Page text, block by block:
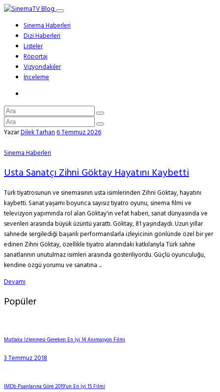
Sinema Haberleri
Dizi Haberleri
Listeler
Röportaj
Vizyondakiler
İnceleme
YazarDilek Tarhan6 Temmuz 2026
Sinema Haberleri
Usta Sanatçı Zihni Göktay Hayatını Kaybetti
Türk tiyatrosunun ve sinemasının usta isimlerinden Zihni Göktay, hayatını
kaybetti. Sanat yaşamı boyunca sayısız tiyatro oyunu, sinema filmi ve
televizyon yapımında rol alan Göktay'ın vefat haberi, sanat dünyasında ve
sevenleri arasında büyük üzüntü yarattı. Göktay, 81 yaşındaydı. Uzun yıllar
sahnede sergilediği başarılı performanslarla izleyicinin gönlünde özel bir yer
edinen Zihni Göktay, özellikle tiyatro alanındaki katkılarıyla Türk sahne
sanatlarının unutulmaz isimleri arasında gösteriliyordu. Güçlü oyunculuğu,
kendine özgü yorumu ve sanatına ...
Devamı
Popüler
Mutlaka İzlenmesi Gereken En İyi 14 Animasyon Filmi
3 Temmuz 2018
IMDb Puanlarına Göre 2019’un En İyi 15 Filmi